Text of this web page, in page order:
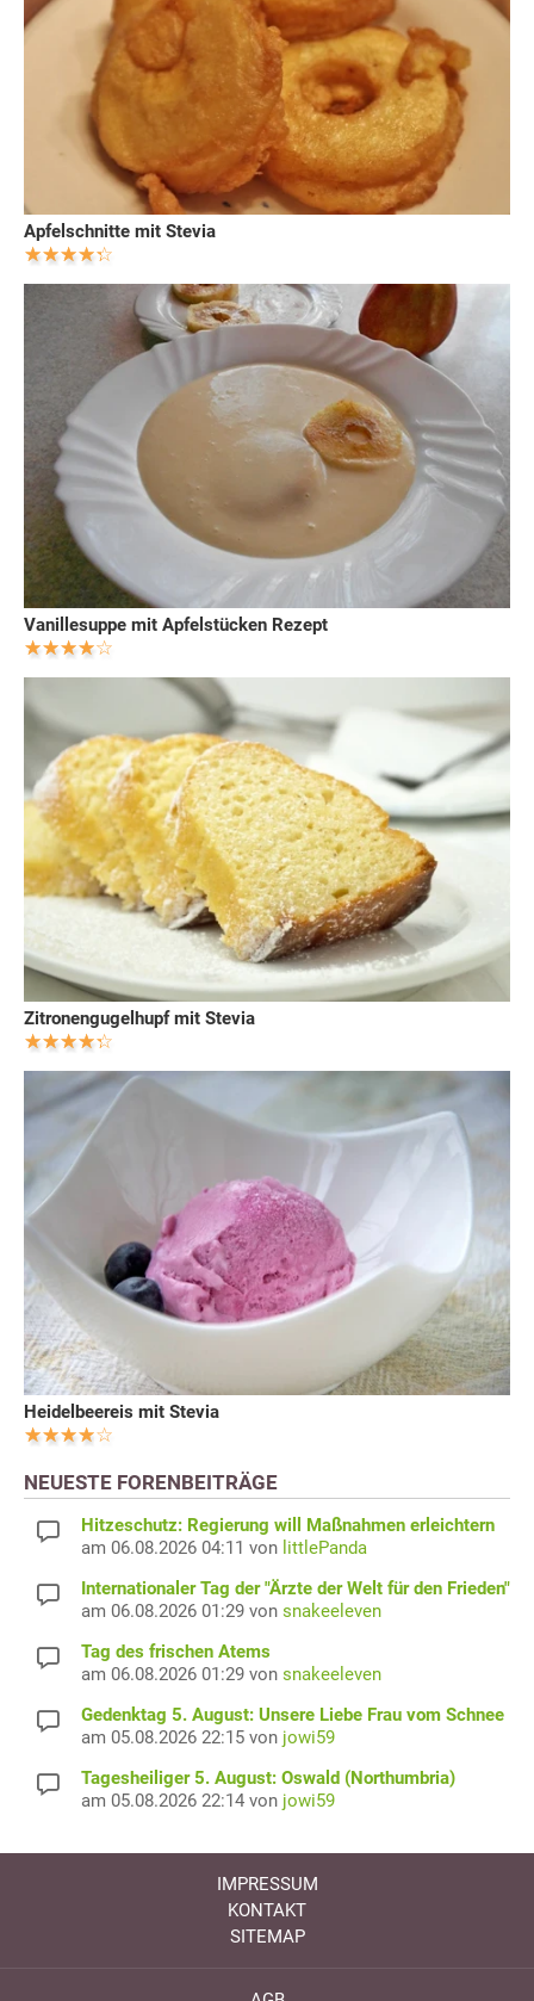
Apfelschnitte mit Stevia
Vanillesuppe mit Apfelstücken Rezept
Zitronengugelhupf mit Stevia
Heidelbeereis mit Stevia
NEUESTE FORENBEITRÄGE
Hitzeschutz: Regierung will Maßnahmen erleichtern
am 06.08.2026 04:11 von littlePanda
Internationaler Tag der "Ärzte der Welt für den Frieden"
am 06.08.2026 01:29 von snakeeleven
Tag des frischen Atems
am 06.08.2026 01:29 von snakeeleven
Gedenktag 5. August: Unsere Liebe Frau vom Schnee
am 05.08.2026 22:15 von jowi59
Tagesheiliger 5. August: Oswald (Northumbria)
am 05.08.2026 22:14 von jowi59
IMPRESSUM
KONTAKT
SITEMAP